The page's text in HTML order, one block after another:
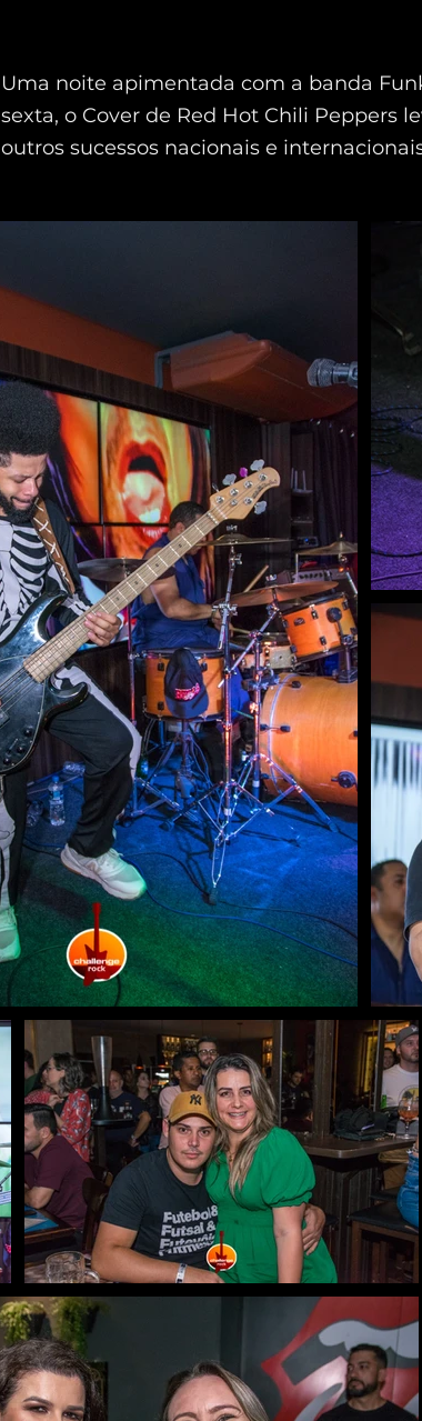
Uma noite apimentada com a banda
sexta, o Cover de Red Hot Chili Peppers
outros sucessos nacionais e